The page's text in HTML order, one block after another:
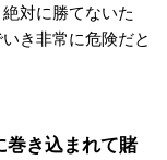
対に勝てないた
き非常に危険だと
き込まれて賭